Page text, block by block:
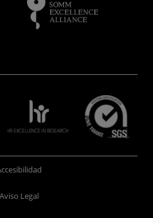
Aviso Legal